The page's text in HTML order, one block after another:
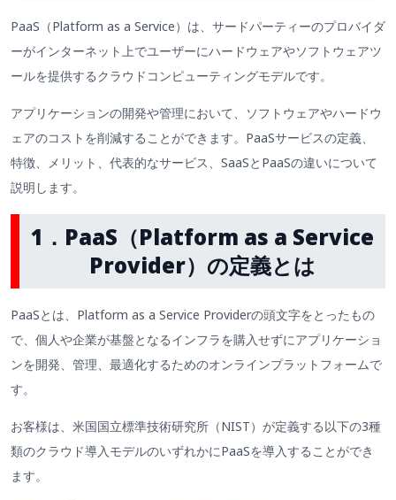
PaaS（Platform as a Service）は、サードパーティーのプロバイダ
ーがインターネット上でユーザーにハードウェアやソフトウェアツ
ールを提供するクラウドコンピューティングモデルです。
アプリケーションの開発や管理において、ソフトウェアやハードウ
ェアのコストを削減することができます。PaaSサービスの定義、
特徴、メリット、代表的なサービス、SaaSとPaaSの違いについて
説明します。
1．PaaS（Platform as a Service
Provider）の定義とは
PaaSとは、Platform as a Service Providerの頭文字をとったもの
で、個人や企業が基盤となるインフラを購入せずにアプリケーショ
ンを開発、管理、最適化するためのオンラインプラットフォームで
す。
お客様は、米国国立標準技術研究所（NIST）が定義する以下の3種
類のクラウド導入モデルのいずれかにPaaSを導入することができ
ます。